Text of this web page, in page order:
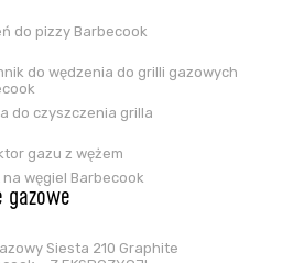
do pizzy Barbecook
do wędzenia do grilli gazowych
do czyszczenia grilla
gazu z wężem
na węgiel Barbecook
gazowe
Siesta 210 Graphite